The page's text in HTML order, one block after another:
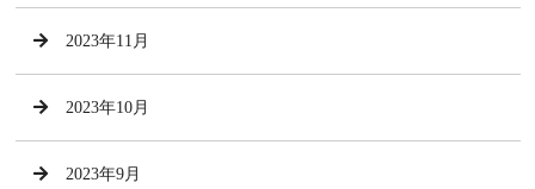
2023年11月
2023年10月
2023年9月